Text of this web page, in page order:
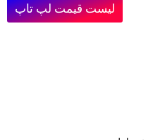
لیست قیمت لپ تاپ